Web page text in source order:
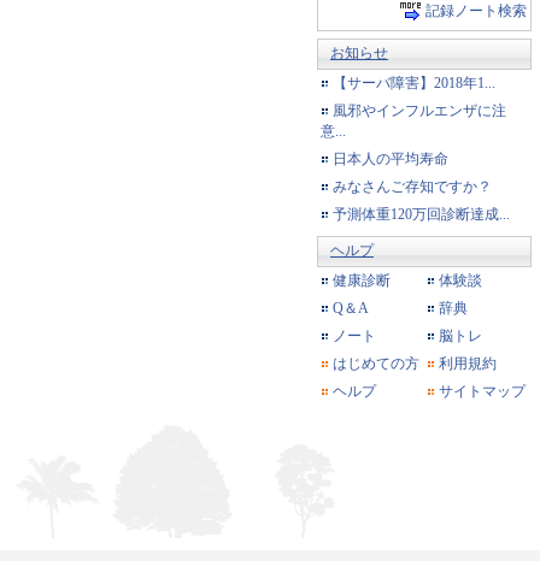
記録ノート検索
お知らせ
【サーバ障害】2018年1...
風邪やインフルエンザに注
意...
日本人の平均寿命
みなさんご存知ですか？
予測体重120万回診断達成...
ヘルプ
健康診断
体験談
Q＆A
辞典
ノート
脳トレ
はじめての方
利用規約
ヘルプ
サイトマップ